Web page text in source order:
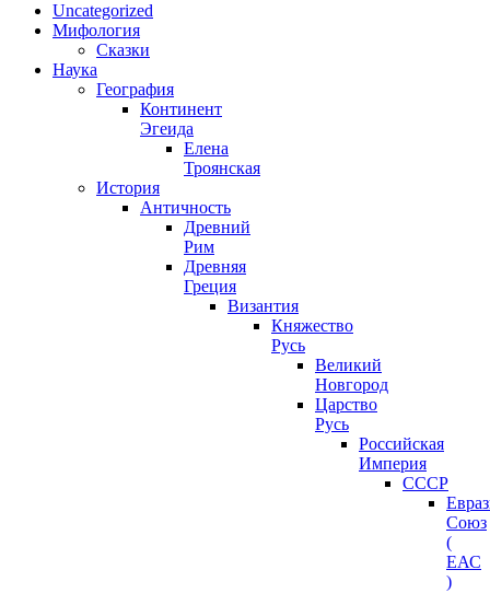
Uncategorized
Мифология
Сказки
Наука
География
Континент
Эгеида
Елена
Троянская
История
Античность
Древний
Рим
Древняя
Греция
Византия
Княжество
Русь
Великий
Новгород
Царство
Русь
Российская
Империя
СССР
Союз
(
ЕАС
)